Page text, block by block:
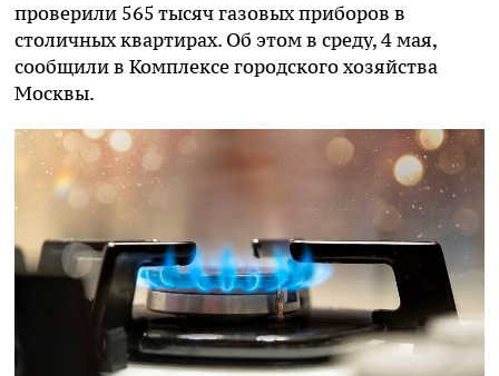
проверили 565 тысяч газовых приборов в
столичных квартирах. Об этом в среду, 4 мая,
сообщили в Комплексе городского хозяйства
Москвы.